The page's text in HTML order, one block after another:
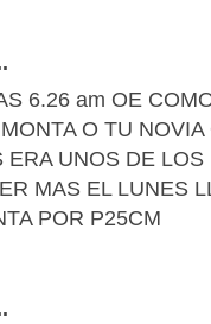
6.26 am OE
O TU
ERA UNOS DE
MAS EL LUNES
POR P25CM